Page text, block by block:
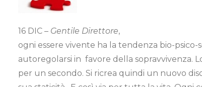
16 DIC – Gentile Direttore,
ogni essere vivente ha la tendenza bio-
autoregolarsi in favore della sopravvivenza.
per un secondo. Si ricrea quindi un nuovo